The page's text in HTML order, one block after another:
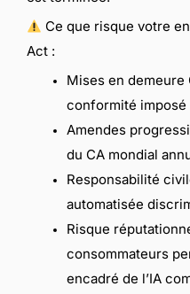
Ce que risque votre
Act :
Mises en demeure
conformité imposé
Amendes
du CA mondial
Responsabilité
automatisée
Risque
consommateurs
encadré de l’IA